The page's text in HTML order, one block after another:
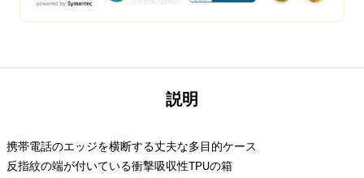
説明
携帯電話のエッジを横断する丈夫な多目的ケース
反指紋の端が付いている衝撃吸収性TPUの箱